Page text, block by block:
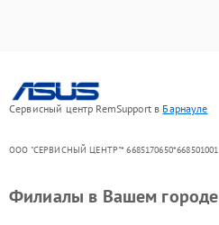
Сервисный центр RemSupport в Барнауле
ООО "СЕРВИСНЫЙ ЦЕНТР"* 6685170650*668501001
Филиалы в Вашем городе